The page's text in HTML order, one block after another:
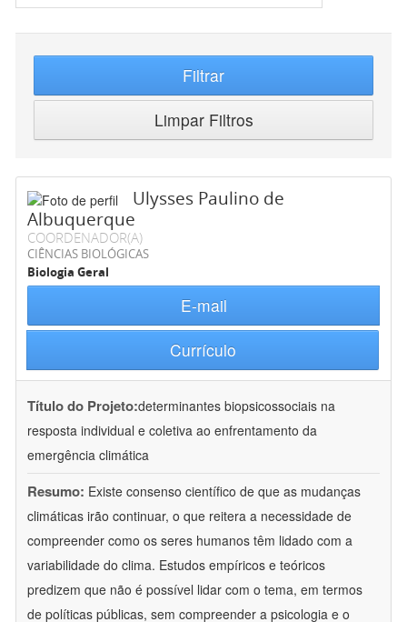
Filtrar
Limpar Filtros
Ulysses Paulino de
Albuquerque
COORDENADOR(A)
CIÊNCIAS BIOLÓGICAS
Biologia Geral
E-mail
Currículo
Título do Projeto:determinantes biopsicossociais na
resposta individual e coletiva ao enfrentamento da
emergência climática
Resumo: Existe consenso científico de que as mudanças
climáticas irão continuar, o que reitera a necessidade de
compreender como os seres humanos têm lidado com a
variabilidade do clima. Estudos empíricos e teóricos
predizem que não é possível lidar com o tema, em termos
de políticas públicas, sem compreender a psicologia e o